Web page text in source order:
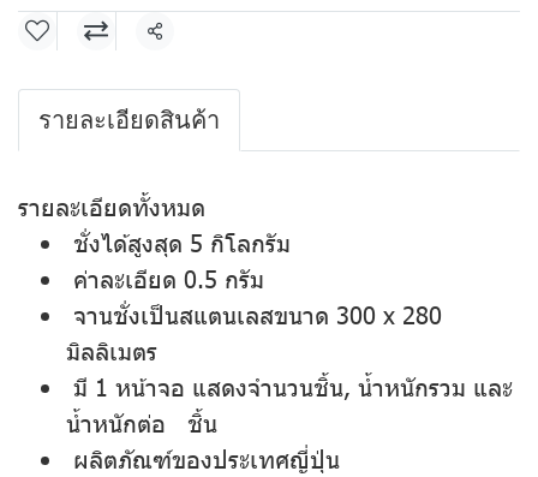
แชร์
รายละเอียดสินค้า
รายละเอียดทั้งหมด
ชั่งได้สูงสุด 5 กิโลกรัม
ค่าละเอียด 0.5 กรัม
จานชั่งเป็นสแตนเลสขนาด 300 x 280
มิลลิเมตร
มี 1 หน้าจอ แสดงจำนวนชิ้น, น้ำหนักรวม และ
น้ำหนักต่อ ชิ้น
ผลิตภัณฑ์ของประเทศญี่ปุ่น